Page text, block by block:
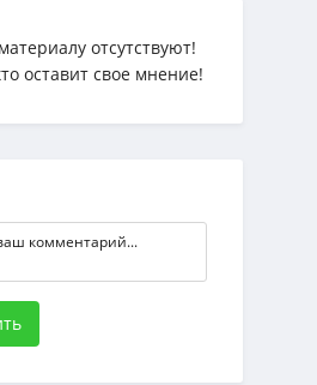
отсутствуют!
оставит свое мнение!